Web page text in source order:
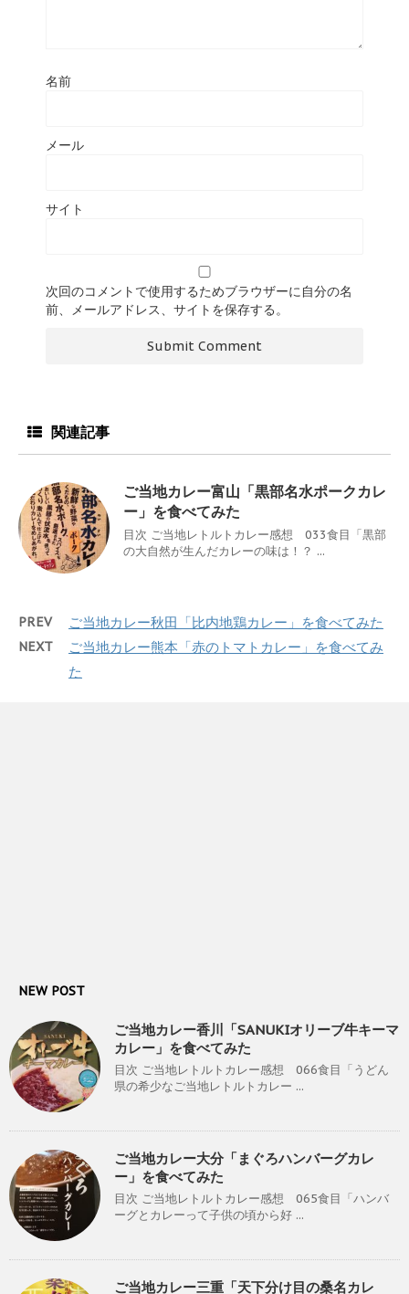
名前
メール
サイト
次回のコメントで使用するためブラウザーに自分の名
前、メールアドレス、サイトを保存する。
関連記事
ご当地カレー富山「黒部名水ポークカレ
ー」を食べてみた
目次 ご当地レトルトカレー感想 033食目「黒部
の大自然が生んだカレーの味は！？ ...
PREV ご当地カレー秋田「比内地鶏カレー」を食べてみた
NEXT
ご当地カレー熊本「赤のトマトカレー」を食べてみ
た
NEW POST
ご当地カレー香川「SANUKIオリーブ牛キーマ
カレー」を食べてみた
目次 ご当地レトルトカレー感想 066食目「うどん
県の希少なご当地レトルトカレー ...
ご当地カレー大分「まぐろハンバーグカレ
ー」を食べてみた
目次 ご当地レトルトカレー感想 065食目「ハンバ
ーグとカレーって子供の頃から好 ...
ご当地カレー三重「天下分け目の桑名カレ